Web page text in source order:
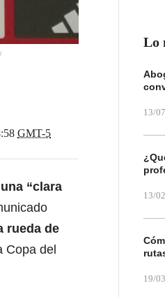
GMT-5
“clara
rueda de
Copa del
Lo
13/
13/
19/